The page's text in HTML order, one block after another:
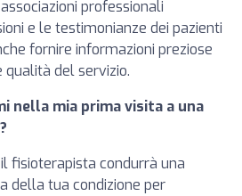
professionali
e le testimonianze dei pazienti
fornire informazioni preziose
del servizio.
nella mia prima visita a una
fisioterapista condurrà una
della tua condizione per